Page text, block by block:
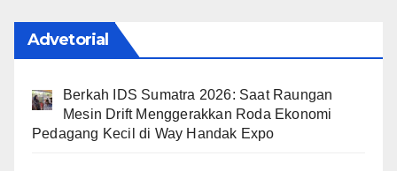
Advetorial
Berkah IDS Sumatra 2026: Saat Raungan
Mesin Drift Menggerakkan Roda Ekonomi
Pedagang Kecil di Way Handak Expo